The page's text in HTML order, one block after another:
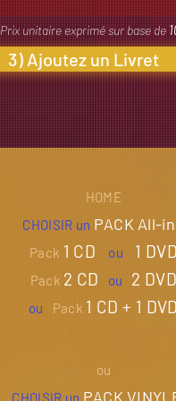
Prix unitaire exprimé sur base de
3) Ajoutez un Livret
HOME
CHOISIR un PACK All-in
Pack 1 CD ou 1 DVD
Pack 2 CD ou 2 DVD
ou Pack 1 CD + 1 DVD
ou
PACK